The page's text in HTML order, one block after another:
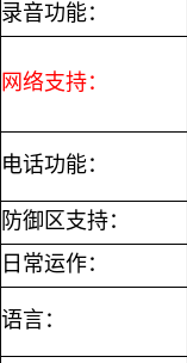
录音功能：
网络支持：
电话功能：
防御区支持：
日常运作：
语言：